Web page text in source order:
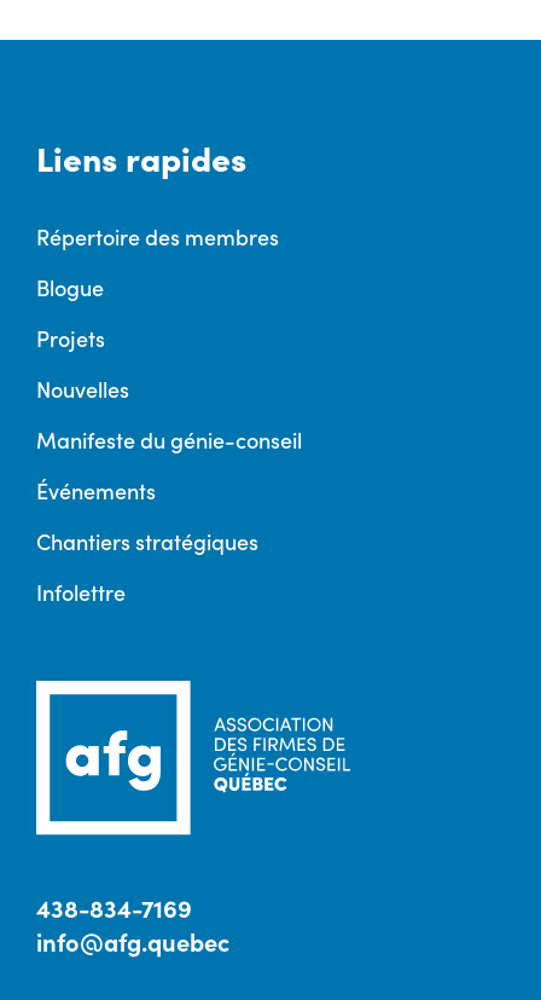
Liens rapides
Répertoire des membres
Blogue
Projets
Nouvelles
Manifeste du génie-conseil
Événements
Chantiers stratégiques
Infolettre
438-834-7169
info@afg.quebec